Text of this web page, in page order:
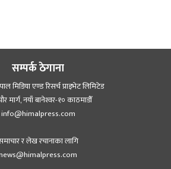
सम्पर्क ठेगाना
मिडिया एण्ड रिसर्च प्राइभेट लिमिटेड
मार्ग, नयाँ बानेश्‍वर-१० काठमाडौँ
info@himalpress.com
र लेख रचानाका लागि